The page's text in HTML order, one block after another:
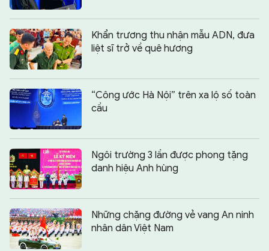
Khẩn trương thu nhận mẫu ADN, đưa
liệt sĩ trở về quê hương
“Công ước Hà Nội” trên xa lộ số toàn
cầu
Ngôi trường 3 lần được phong tặng
danh hiệu Anh hùng
Những chặng đường vẻ vang An ninh
nhân dân Việt Nam